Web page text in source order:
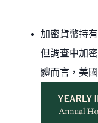
加密貨幣持
但調查中加
體而言，美